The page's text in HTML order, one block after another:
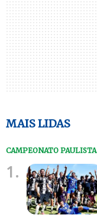
MAIS LIDAS
CAMPEONATO PAULISTA
1.